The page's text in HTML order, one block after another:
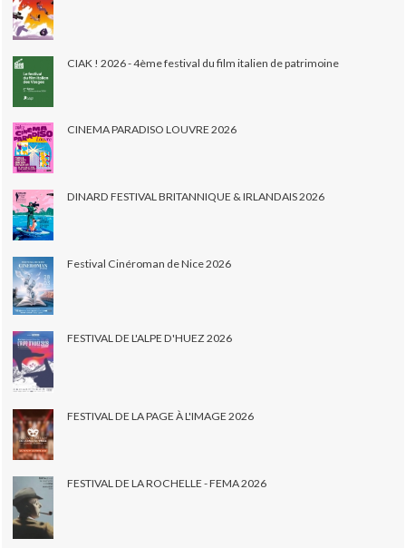
CIAK ! 2026 - 4ème festival du film italien de patrimoine
CINEMA PARADISO LOUVRE 2026
DINARD FESTIVAL BRITANNIQUE & IRLANDAIS 2026
Festival Cinéroman de Nice 2026
FESTIVAL DE L'ALPE D'HUEZ 2026
FESTIVAL DE LA PAGE À L'IMAGE 2026
FESTIVAL DE LA ROCHELLE - FEMA 2026